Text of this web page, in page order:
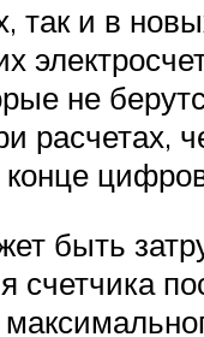
так и в
не
расчетах,
быть
счетчика